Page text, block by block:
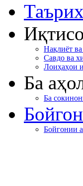
Нақлиёт ва
Савдо ва
Лоиҳаҳои
Ба
Ба
Бойгонии